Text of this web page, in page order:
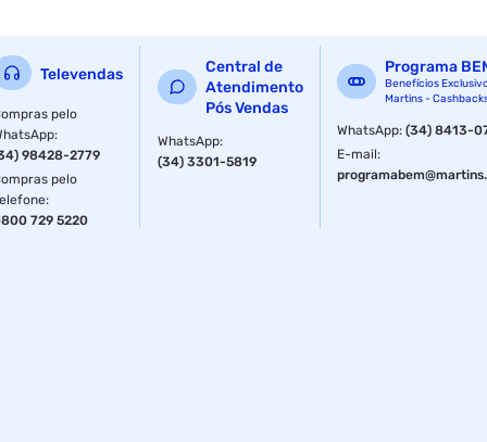
Modelo
Televendas
pelo
:
98428-2779
pelo
:
729 5220
Central de
Atendimento
Pós Vendas
WhatsApp:
(34) 3301-5819
Programa
Benefícios
Martins -
WhatsApp:(34) 8413-
E-mail: